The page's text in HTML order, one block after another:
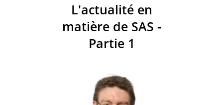
L'actualité en
matière de SAS -
Partie 1